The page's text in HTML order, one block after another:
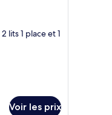
lits 1 place et 1
Voir les prix